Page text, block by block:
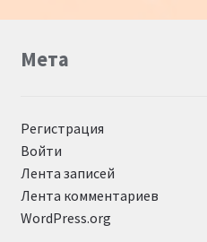
Мета
Регистрация
Войти
Лента записей
Лента комментариев
WordPress.org